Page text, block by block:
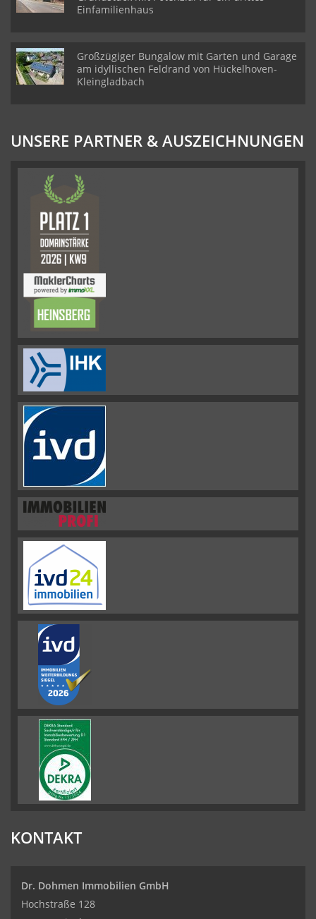
Einfamilienhaus
Großzügiger Bungalow mit Garten und Garage
am idyllischen Feldrand von Hückelhoven-
Kleingladbach
UNSERE PARTNER & AUSZEICHNUNGEN
KONTAKT
Dr. Dohmen Immobilien GmbH
Hochstraße 128